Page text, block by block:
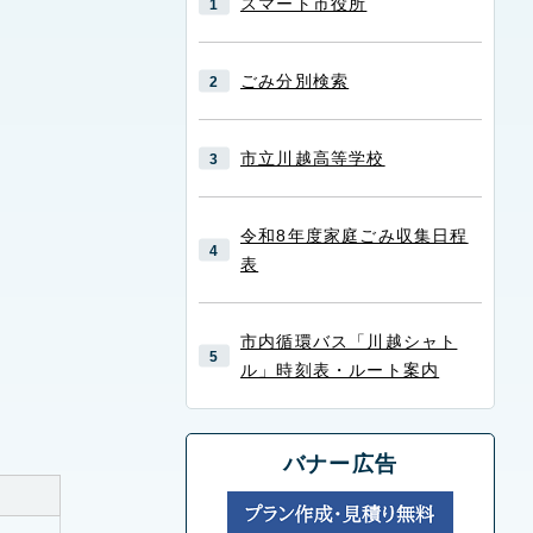
ごみ分別検索
市立川越高等学校
令和8年度家庭ごみ収集日程
表
市内循環バス「川越シャト
ル」時刻表・ルート案内
バナー広告